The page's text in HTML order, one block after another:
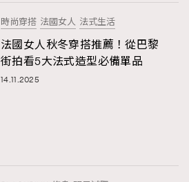
時尚穿搭 法國女人 法式生活
法國女人秋冬穿搭推薦！從巴黎
街拍看5大法式造型必備單品
14.11.2025